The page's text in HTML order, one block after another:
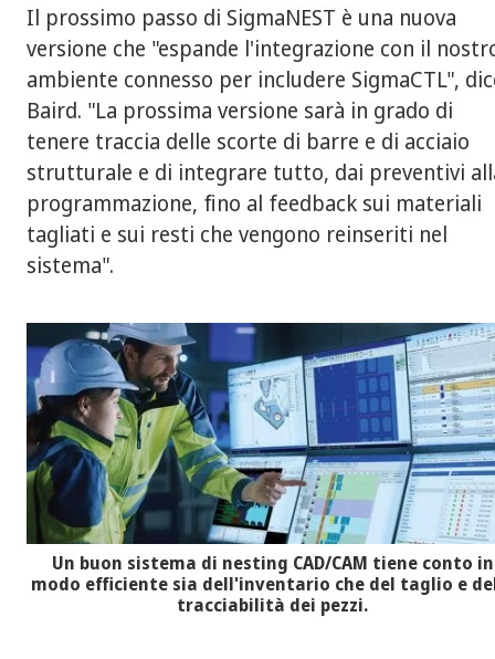
Il prossimo passo di SigmaNEST è una nuova
versione che "espande l'integrazione con il
ambiente connesso per includere SigmaCTL",
Baird. "La prossima versione sarà in grado di
tenere traccia delle scorte di barre e di acciaio
strutturale e di integrare tutto, dai preventivi
programmazione, fino al feedback sui materiali
tagliati e sui resti che vengono reinseriti nel
sistema".
Un buon sistema di nesting CAD/CAM tiene conto in
modo efficiente sia dell'inventario che del taglio e
tracciabilità dei pezzi.